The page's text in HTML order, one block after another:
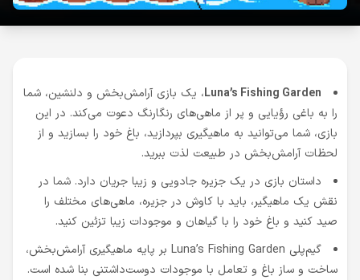
Luna’s Fishing Garden، یک بازی آرامش‌بخش و دلنشین، شما
را به باغی رؤیایی و پر از ماهی‌های رنگارنگ دعوت می‌کند. در این
بازی، شما می‌توانید به ماهیگیری بپردازید، باغ خود را بسازید و از
لحظات آرامش‌بخش در طبیعت لذت ببرید.
داستان بازی در یک جزیره جادویی و زیبا جریان دارد. شما در
نقش یک ماهیگیر، باید با کاوش در جزیره، ماهی‌های مختلف را
صید کنید و باغ خود را با گیاهان و موجودات زیبا تزئین کنید.
گیم‌پلی Luna’s Fishing Garden بر پایه ماهیگیری آرامش‌بخش،
ساخت و ساز باغ و تعامل با موجودات دوست‌داشتنی بنا شده است.